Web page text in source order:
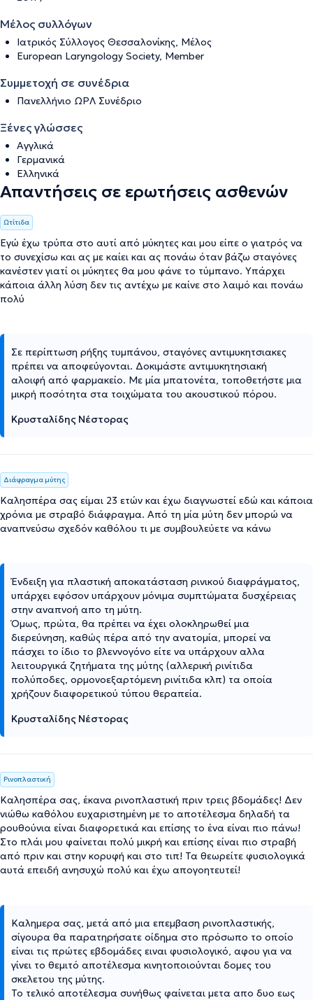
Μέλος συλλόγων
Ιατρικός Σύλλογος Θεσσαλονίκης, Μέλος
European Laryngology Society, Member
Συμμετοχή σε συνέδρια
Πανελλήνιο ΩΡΛ Συνέδριο
Ξένες γλώσσες
Αγγλικά
Γερμανικά
Ελληνικά
Απαντήσεις σε ερωτήσεις ασθενών
Ωτίτιδα
Εγώ έχω τρύπα στο αυτί από μύκητες και μου είπε ο γιατρός να
το συνεχίσω και ας με καίει και ας πονάω όταν βάζω σταγόνες
κανέστεν γιατί οι μύκητες θα μου φάνε το τύμπανο. Υπάρχει
κάποια άλλη λύση δεν τις αντέχω με καίνε στο λαιμό και πονάω
πολύ
Σε περίπτωση ρήξης τυμπάνου, σταγόνες αντιμυκητσιακες
πρέπει να αποφεύγονται. Δοκιμάστε αντιμυκητησιακή
αλοιφή από φαρμακείο. Με μία μπατονέτα, τοποθετήστε μια
μικρή ποσότητα στα τοιχώματα του ακουστικού πόρου.
Κρυσταλίδης Νέστορας
Διάφραγμα μύτης
Καλησπέρα σας είμαι 23 ετών και έχω διαγνωστεί εδώ και κάποια
χρόνια με στραβό διάφραγμα. Από τη μία μύτη δεν μπορώ να
αναπνεύσω σχεδόν καθόλου τι με συμβουλεύετε να κάνω
Ένδειξη για πλαστική αποκατάσταση ρινικού διαφράγματος,
υπάρχει εφόσον υπάρχουν μόνιμα συμπτώματα δυσχέρειας
στην αναπνοή απο τη μύτη.
Όμως, πρώτα, θα πρέπει να έχει ολοκληρωθεί μια
διερεύνηση, καθώς πέρα από την ανατομία, μπορεί να
πάσχει το ίδιο το βλεννογόνο είτε να υπάρχουν αλλα
λειτουργικά ζητήματα της μύτης (αλλερική ρινίτιδα
πολύποδες, ορμονοεξαρτόμενη ρινίτιδα κλπ) τα οποία
χρήζουν διαφορετικού τύπου θεραπεία.
Κρυσταλίδης Νέστορας
Ρινοπλαστική
Καλησπέρα σας, έκανα ρινοπλαστική πριν τρεις βδομάδες! Δεν
νιώθω καθόλου ευχαριστημένη με το αποτέλεσμα δηλαδή τα
ρουθούνια είναι διαφορετικά και επίσης το ένα είναι πιο πάνω!
Στο πλάι μου φαίνεται πολύ μικρή και επίσης είναι πιο στραβή
από πριν και στην κορυφή και στο τιπ! Τα θεωρείτε φυσιολογικά
αυτά επειδή ανησυχώ πολύ και έχω απογοητευτεί!
Καλημερα σας, μετά από μια επεμβαση ρινοπλαστικής,
σίγουρα θα παρατηρήσατε οίδημα στο πρόσωπο το οποίο
είναι τις πρώτες εβδομάδες ειναι φυσιολογικό, αφου για να
γίνει το θεμιτό αποτέλεσμα κινητοποιούνται δομες του
σκελετου της μύτης.
Το τελικό αποτέλεσμα συνήθως φαίνεται μετα απο δυο εως